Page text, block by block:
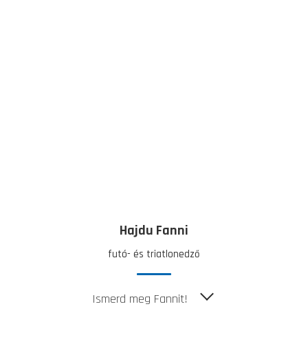
Hajdu Fanni
futó- és triatlonedző
Ismerd meg Fannit!